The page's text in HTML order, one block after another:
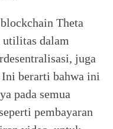
Theta
utilitas dalam
juga
berarti bahwa ini
pada semua
pembayaran